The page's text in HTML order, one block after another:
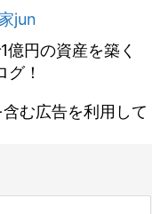
jun
円の資産を築く
グ！
む広告を利用して